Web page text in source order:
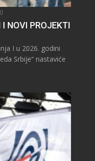
0
I NOVI PROJEKTI
I u 2026. godini
Srbije“ nastaviće